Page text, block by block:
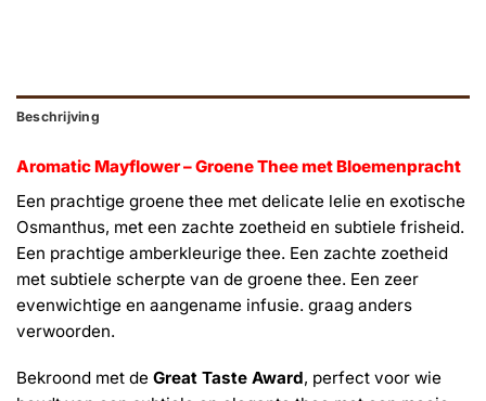
Beschrijving
Aromatic Mayflower – Groene Thee met Bloemenpracht
Een prachtige groene thee met delicate lelie en exotische
Osmanthus, met een zachte zoetheid en subtiele frisheid.
Een prachtige amberkleurige thee. Een zachte zoetheid
met subtiele scherpte van de groene thee. Een zeer
evenwichtige en aangename infusie. graag anders
verwoorden.
Bekroond met de Great Taste Award, perfect voor wie